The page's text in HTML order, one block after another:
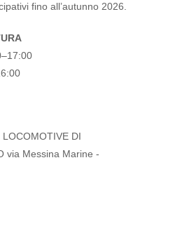
fino all’autunno 2026.
LOCOMOTIVE DI
via Messina Marine -